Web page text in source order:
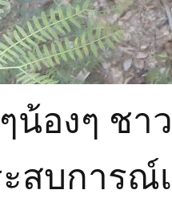
น้องๆ ช
ะสบการ